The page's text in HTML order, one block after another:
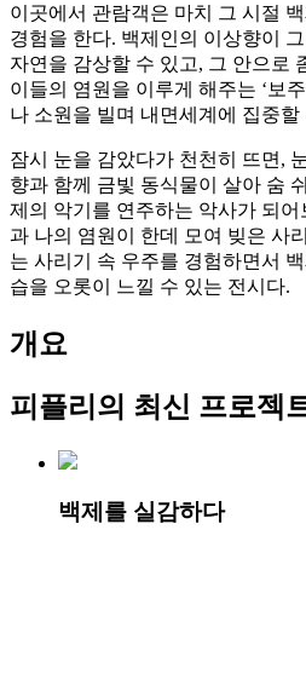
이곳에서 관람객은 마치 그 시절
경험을 한다. 백제인의 이상향이
자연을 감상할 수 있고, 그 안으로
이들의 염원을 이루게 해주는 ‘보
나 소원을 빌며 내면세계에 집중할
잠시 눈을 감았다가 천천히 뜨면,
향과 함께 금빛 동식물이 살아 숨
제의 악기를 연주하는 악사가 되
과 나의 염원이 한데 모여 빚은 사
는 사리기 속 우주를 경험하면서
습을 오롯이 느낄 수 있는 전시다.
개요
피플리 의 최신 프로젝
백제를 실감하다